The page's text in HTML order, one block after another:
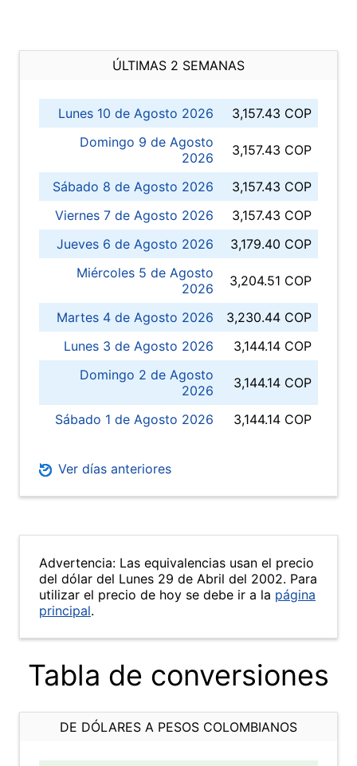
ÚLTIMAS 2 SEMANAS
Lunes 10 de Agosto 2026
3,157.43 COP
Domingo 9 de Agosto
2026
3,157.43 COP
Sábado 8 de Agosto 2026
3,157.43 COP
Viernes 7 de Agosto 2026
3,157.43 COP
Jueves 6 de Agosto 2026
3,179.40 COP
Miércoles 5 de Agosto
2026
3,204.51 COP
Martes 4 de Agosto 2026
3,230.44 COP
Lunes 3 de Agosto 2026
3,144.14 COP
Domingo 2 de Agosto
2026
3,144.14 COP
Sábado 1 de Agosto 2026 3,144.14 COP
Ver días anteriores
Advertencia: Las equivalencias usan el precio
del dólar del Lunes 29 de Abril del 2002. Para
utilizar el precio de hoy se debe ir a la página
principal.
Tabla de conversiones
DE DÓLARES A PESOS COLOMBIANOS